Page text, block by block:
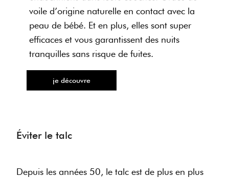
voile d’origine naturelle en contact avec la
peau de bébé. Et en plus, elles sont super
efficaces et vous garantissent des nuits
tranquilles sans risque de fuites.
je découvre
Éviter le talc
Depuis les années 50, le talc est de plus en plus